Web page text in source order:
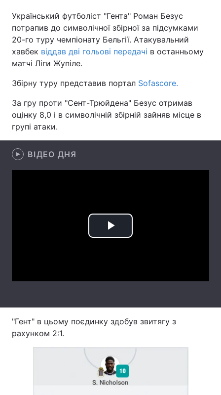
Головна Війна
Україна Політика
Техно і зв'язок Лайт
Здоров'я
Контакти
Послуги
Український футболіст "Гента" Роман Безус
потрапив до символічної збірної за підсумками
20-го туру чемпіонату Бельгії. Атакувальний
хавбек віддав дві гольові передачі в останньому
матчі Ліги Жупіле.
Збірну туру представив портал Sofascore.
За гру проти "Сент-Трюйдена" Безус отримав
оцінку 8,0 і в символічній збірній зайняв місце в
групі атаки.
ВІДЕО ДНЯ
Play
"Гент" в цьому поєдинку здобув звитягу з
рахунком 2:1.